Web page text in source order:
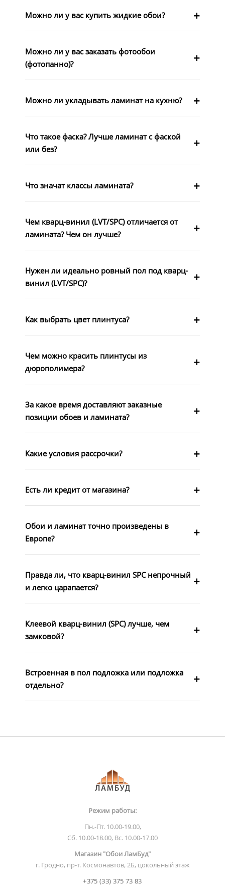
Можно ли у вас купить жидкие обои?
Можно ли у вас заказать фотообои
(фотопанно)?
Можно ли укладывать ламинат на кухню?
Что такое фаска? Лучше ламинат с фаской
или без?
Что значат классы ламината?
Чем кварц-винил (LVT/SPC) отличается от
ламината? Чем он лучше?
Нужен ли идеально ровный пол под кварц-
винил (LVT/SPC)?
Как выбрать цвет плинтуса?
Чем можно красить плинтусы из
дюрополимера?
За какое время доставляют заказные
позиции обоев и ламината?
Какие условия рассрочки?
Есть ли кредит от магазина?
Обои и ламинат точно произведены в
Европе?
Правда ли, что кварц-винил SPC непрочный
и легко царапается?
Клеевой кварц-винил (SPC) лучше, чем
замковой?
Встроенная в пол подложка или подложка
отдельно?
Режим работы:
Пн.-Пт. 10.00-19.00,
Сб. 10.00-18.00, Вс. 10.00-17.00
Магазин "Обои ЛамБуд"
г. Гродно, пр-т. Космонавтов, 2Б, цокольный этаж
+375 (33) 375 73 83